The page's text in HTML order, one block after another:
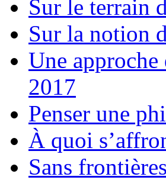
Sur le terrain
Sur la notion
Une
2017
Penser une
À quoi
Sans